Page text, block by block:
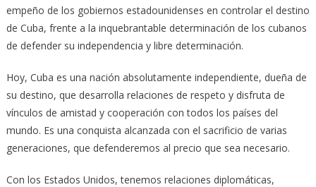
empeño de los gobiernos estadounidenses en controlar el destino
de Cuba, frente a la inquebrantable determinación de los cubanos
de defender su independencia y libre determinación.
Hoy, Cuba es una nación absolutamente independiente, dueña de
su destino, que desarrolla relaciones de respeto y disfruta de
vínculos de amistad y cooperación con todos los países del
mundo. Es una conquista alcanzada con el sacrificio de varias
generaciones, que defenderemos al precio que sea necesario.
Con los Estados Unidos, tenemos relaciones diplomáticas,